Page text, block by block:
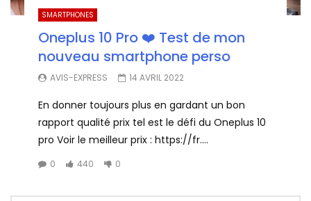
SMARTPHONES
Oneplus 10 Pro ❤️ Test de mon
nouveau smartphone perso
AVIS-EXPRESS 14 AVRIL 2022
En donner toujours plus en gardant un bon
rapport qualité prix tel est le défi du Oneplus 10
pro Voir le meilleur prix : https://fr....
0 440 0